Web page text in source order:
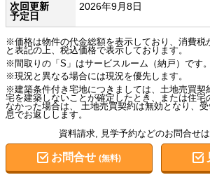
次回更新
予定日
2026年9月8日
※価格は物件の代金総額を表示しており、消費税
と表記の上、税込価格で表示しております。
※間取りの「S」はサービスルーム（納戸）です。
※現況と異なる場合には現況を優先します。
※建築条件付き宅地につきましては、土地売買契
宅を建築しないことが確定したとき、または住宅
なかった場合は、 土地売買契約は無効となり、
息でお返しします。
資料請求, 見学予約などのお問合せ
お問合せ (無料)